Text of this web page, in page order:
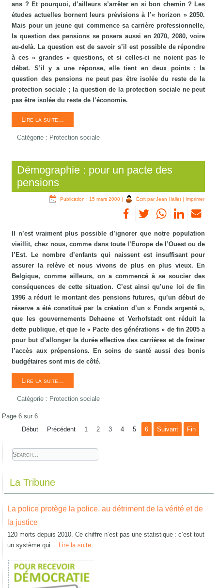
ans ? Et pourquoi, d’ailleurs s’arrêter en si bon chemin ? Les
études actuelles bornent leurs prévisions à l’« horizon » 2050.
Mais pour un jeune qui commence sa carrière professionnelle,
la question des pensions se posera aussi en 2070, 2080, voire
au-delà. La question est de savoir s’il est possible de répondre
à ces « grandes » questions, et si celles-ci ne noient pas le
débat. S’il y a une réponse, elle tient en deux points : la
question des pensions ne peut pas être isolée du reste de la
protection sociale ; la question de la protection sociale ne peut
pas être isolée du reste de l’économie.
Lire la suite...
Catégorie : Protection sociale
Démographie : pour un pacte des
pensions
Publication : 15 mars 2008 | Écrit par Jean Hallet | Imprimer
Il n’est vraiment plus possible d’ignorer que notre population
vieillit, chez nous, comme dans toute l’Europe de l’Ouest ou de
l’Est. Le nombre d’enfants qui naissent est insuffisant pour
assurer la relève et nous vivons de plus en plus vieux. En
Belgique, comme ailleurs, on a commencé à se soucier des
conséquences de cette situation. C’est ainsi qu’une loi de fin
1996 a réduit le montant des pensions futures, qu’un début de
réserve a été constitué par la création d’un « Fonds argenté »,
que les gouvernements Dehaene et Verhofstadt ont réduit la
dette publique, et que le « Pacte des générations » de fin 2005 a
pour but d’allonger la durée effective des carrières et de freiner
l’accès aux prépensions. En soins de santé aussi des bonis
budgétaires sont mis de côté.
Lire la suite...
Catégorie : Protection sociale
Page 6 sur 6
Début
Précédent 1 2 3 4 5 6 Suivant Fin
La Tribune
La police protège la police, au détriment de la vérité et de
la justice
120 morts depuis 2010. Ce chiffre n’est pas une statistique : c’est tout
un système qui… Lire la suite